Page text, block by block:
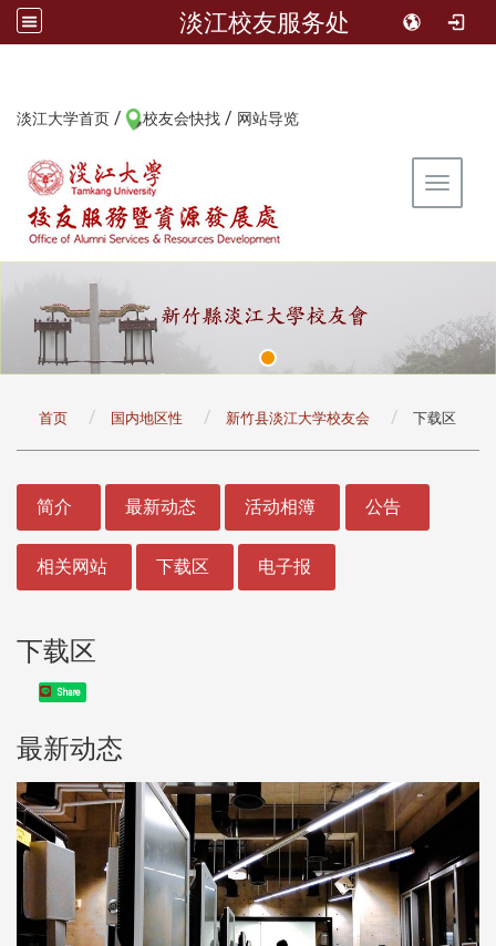
淡江校友服务处
淡江大学首页 / 校友会快找 / 网站导览
Toggle
首页 国内地区性 新竹县淡江大学校友会 下载区
简介 最新动态 活动相簿 公告
相关网站 下载区 电子报
下载区
Share
最新动态